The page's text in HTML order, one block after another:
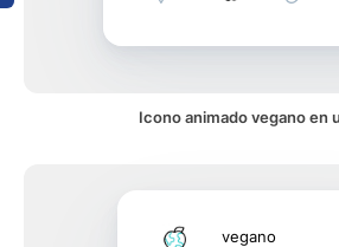
Icono animado vegano en
vegano